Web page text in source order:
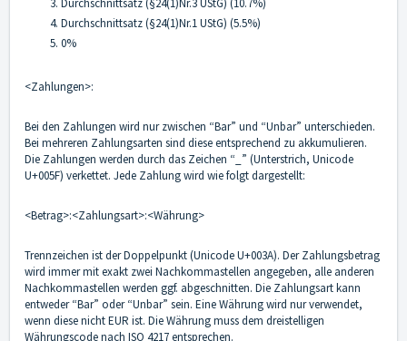
Durchschnittsatz (§24(1)Nr.3 UStG) (10.7%)
Durchschnittsatz (§24(1)Nr.1 UStG) (5.5%)
0%
<Zahlungen>:
Bei den Zahlungen wird nur zwischen “Bar” und “Unbar” unterschieden.
Bei mehreren Zahlungsarten sind diese entsprechend zu akkumulieren.
Die Zahlungen werden durch das Zeichen “_” (Unterstrich, Unicode
U+005F) verkettet. Jede Zahlung wird wie folgt dargestellt:
<Betrag>:<Zahlungsart>:<Währung>
Trennzeichen ist der Doppelpunkt (Unicode U+003A). Der Zahlungsbetrag
wird immer mit exakt zwei Nachkommastellen angegeben, alle anderen
Nachkommastellen werden ggf. abgeschnitten. Die Zahlungsart kann
entweder “Bar” oder “Unbar” sein. Eine Währung wird nur verwendet,
wenn diese nicht EUR ist. Die Währung muss dem dreistelligen
Währungscode nach ISO 4217 entsprechen.